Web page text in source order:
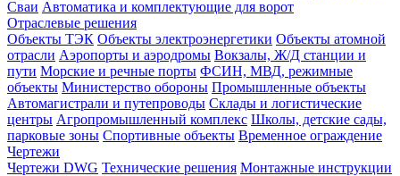
Cваи Автоматика и комплектующие для ворот
Отраслевые решения
Объекты ТЭК Объекты электроэнергетики Объекты атомной
отрасли Аэропорты и аэродромы Вокзалы, Ж/Д станции и
пути Морские и речные порты ФСИН, МВД, режимные
объекты Министерство обороны Промышленные объекты
Автомагистрали и путепроводы Склады и логистические
центры Агропромышленный комплекс Школы, детские сады,
парковые зоны Спортивные объекты Временное ограждение
Чертежи
Чертежи DWG Технические решения Монтажные инструкции